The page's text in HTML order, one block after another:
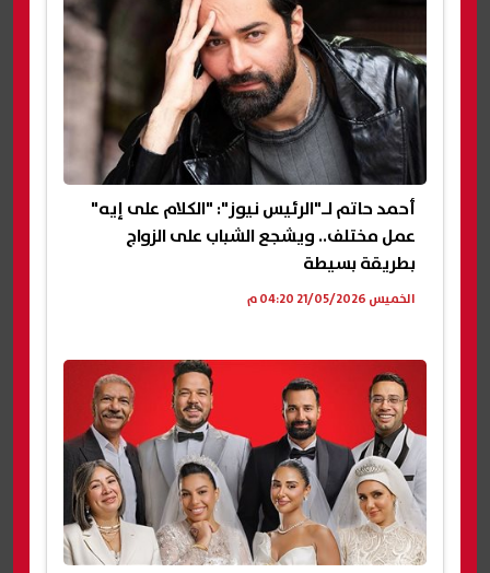
أحمد حاتم لـ"الرئيس نيوز": "الكلام على إيه"
عمل مختلف.. ويشجع الشباب على الزواج
بطريقة بسيطة
الخميس 21/05/2026 04:20 م